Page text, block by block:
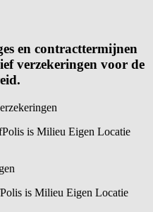
en contracttermijnen
verzekeringen voor de
is Milieu Eigen Locatie
is Milieu Eigen Locatie